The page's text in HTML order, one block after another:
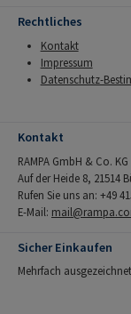
Rechtliches
Kontakt
Impressum
Datenschutz-
Kontakt
RAMPA GmbH & Co. KG
Auf der Heide 8, 21514
Rufen Sie uns an: +49
E-Mail:
Sicher Einkaufen
Mehrfach